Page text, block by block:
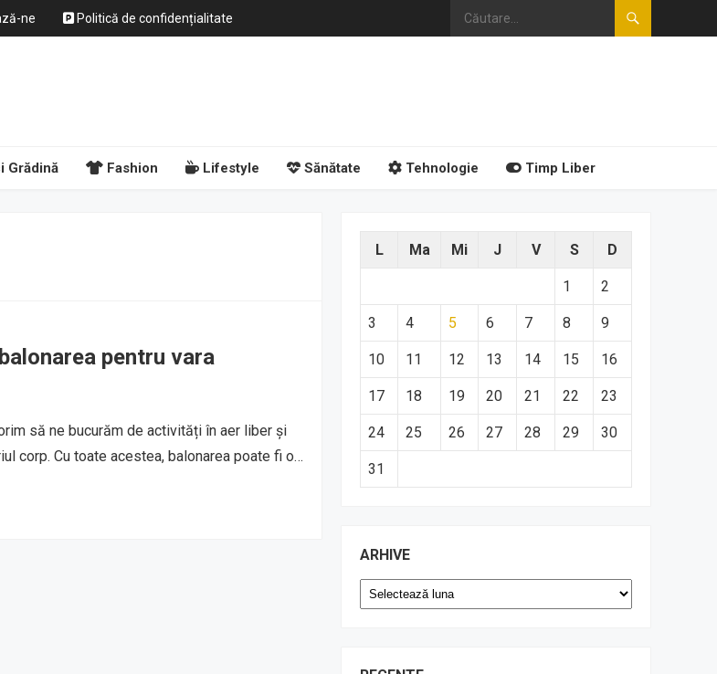
ne Politică de confidențialitate
Grădină Fashion Lifestyle Sănătate Tehnologie Timp Liber
pentru vara
să ne bucurăm de activități în aer liber și
corp. Cu toate acestea, balonarea poate fi o…
L Ma Mi J V S D
1 2
3 4 5 6 7 8 9
10 11 12 13 14 15 16
17 18 19 20 21 22 23
24 25 26 27 28 29 30
31
ARHIVE
Arhive